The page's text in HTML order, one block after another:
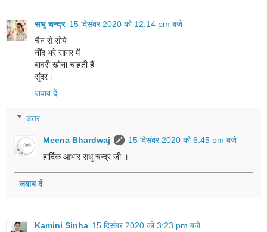
सधु चन्द्र 15 दिसंबर 2020 को 12:14 pm बजे
चैन से सोये
नींद भरे सागर में
बावरी खोना चाहती हैं
सुंदर।
जवाब दें
उत्तर
Meena Bhardwaj
15 दिसंबर 2020 को 6:45 pm बजे
हार्दिक आभार सधु चन्द्र जी ।
जवाब दें
Kamini Sinha 15 दिसंबर 2020 को 3:23 pm बजे